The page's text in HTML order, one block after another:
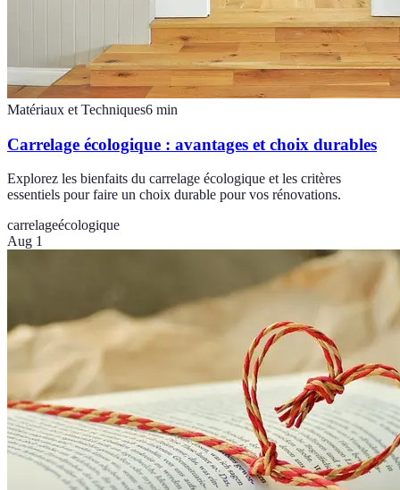
Matériaux et Techniques6 min
Carrelage écologique : avantages et choix durables
Explorez les bienfaits du carrelage écologique et les critères
essentiels pour faire un choix durable pour vos rénovations.
carrelageécologique
Aug 1